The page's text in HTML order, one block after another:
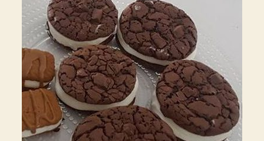
קוקילידה
מטריפה